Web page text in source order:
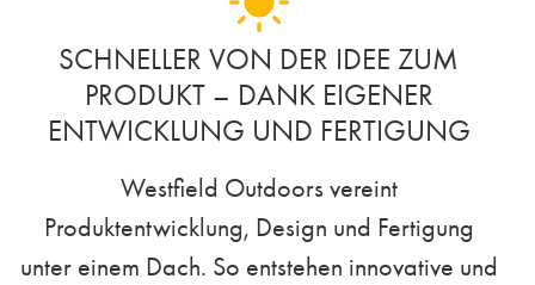
SCHNELLER VON DER IDEE ZUM
PRODUKT – DANK EIGENER
ENTWICKLUNG UND FERTIGUNG
Westfield Outdoors vereint
Produktentwicklung, Design und Fertigung
unter einem Dach. So entstehen innovative und